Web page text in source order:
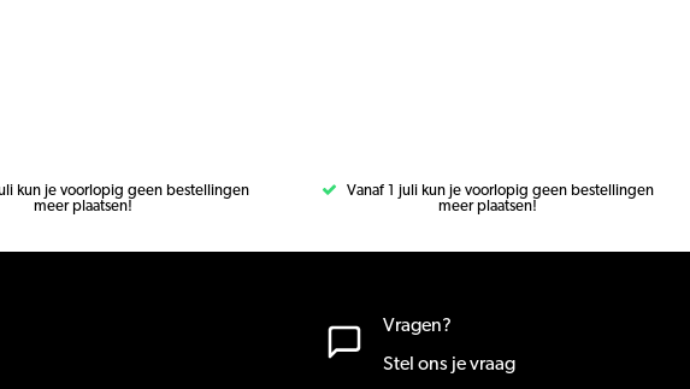
kun je voorlopig geen bestellingen
meer plaatsen!
Vanaf 1 juli kun je voorlopig geen bestellingen
meer plaatsen!
Vragen?
Stel ons je vraag